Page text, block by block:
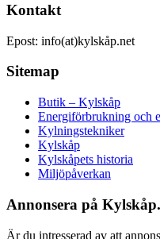
Kontakt
Epost: info(at)kylskåp.net
Sitemap
Butik – Kylskåp
Energiförbrukning och
Kylningstekniker
Kylskåp
Kylskåpets historia
Miljöpåverkan
Annonsera på
Är du intresserad av att